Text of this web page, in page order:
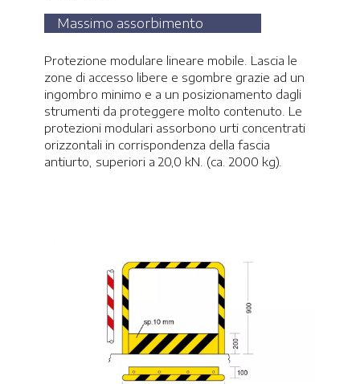
Massimo assorbimento
Protezione modulare lineare mobile. Lascia le
zone di accesso libere e sgombre grazie ad un
ingombro minimo e a un posizionamento dagli
strumenti da proteggere molto contenuto. Le
protezioni modulari assorbono urti concentrati
orizzontali in corrispondenza della fascia
antiurto, superiori a 20,0 kN. (ca. 2000 kg).